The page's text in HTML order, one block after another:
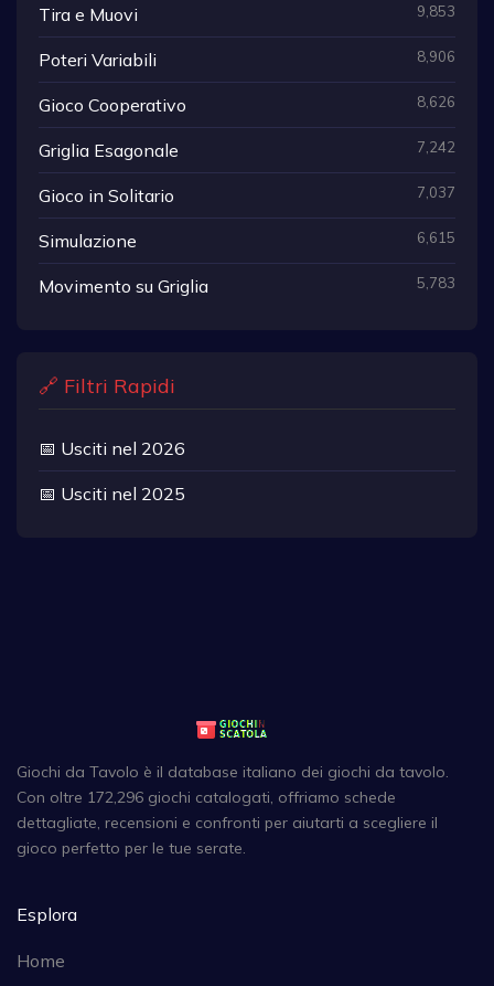
Tira e Muovi 9,853
Poteri Variabili 8,906
Gioco Cooperativo 8,626
Griglia Esagonale 7,242
Gioco in Solitario 7,037
Simulazione 6,615
Movimento su Griglia 5,783
🔗 Filtri Rapidi
📅 Usciti nel 2026
📅 Usciti nel 2025
Giochi da Tavolo è il database italiano dei giochi da tavolo.
Con oltre 172,296 giochi catalogati, offriamo schede
dettagliate, recensioni e confronti per aiutarti a scegliere il
gioco perfetto per le tue serate.
Esplora
Home